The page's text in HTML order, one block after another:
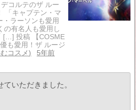
コルテのザ ルー
「キャプテン・マ
ラーソンも愛用
有名人も愛用し
[…] 投稿 【COSME
も愛用！ザ ルージ
コスメ
5年前
ていただきました。